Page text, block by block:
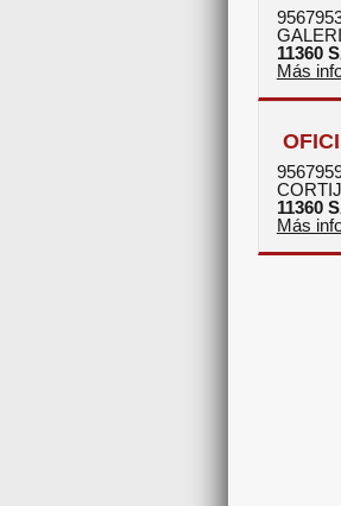
11360
Más
11360
Más